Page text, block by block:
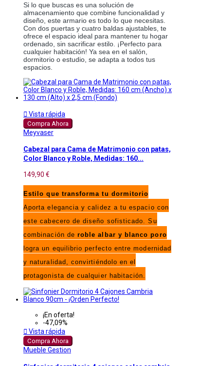
Si lo que buscas es una solución de
almacenamiento que combine funcionalidad y
diseño, este armario es todo lo que necesitas.
Con dos puertas y cuatro baldas ajustables, te
ofrece el espacio ideal para mantener tu hogar
ordenado, sin sacrificar estilo. ¡Perfecto para
cualquier habitación! Ya sea en el salón,
dormitorio o estudio, se adapta a todos tus
espacios.
 Vista rápida
Compra Ahora
Meyvaser
Cabezal para Cama de Matrimonio con patas,
Color Blanco y Roble, Medidas: 160...
149,90 €
Estilo que transforma tu dormitorio
Aporta elegancia y calidez a tu espacio con
este cabecero de diseño sofisticado. Su
combinación de roble albar y blanco poro
logra un equilibrio perfecto entre modernidad
y naturalidad, convirtiéndolo en el
protagonista de cualquier habitación.
¡En oferta!
-47,09%
 Vista rápida
Compra Ahora
Mueble Gestion